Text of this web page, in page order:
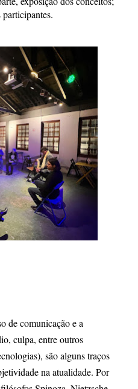
de comunicação e a
culpa, entre outros
são alguns traços
na atualidade. Por